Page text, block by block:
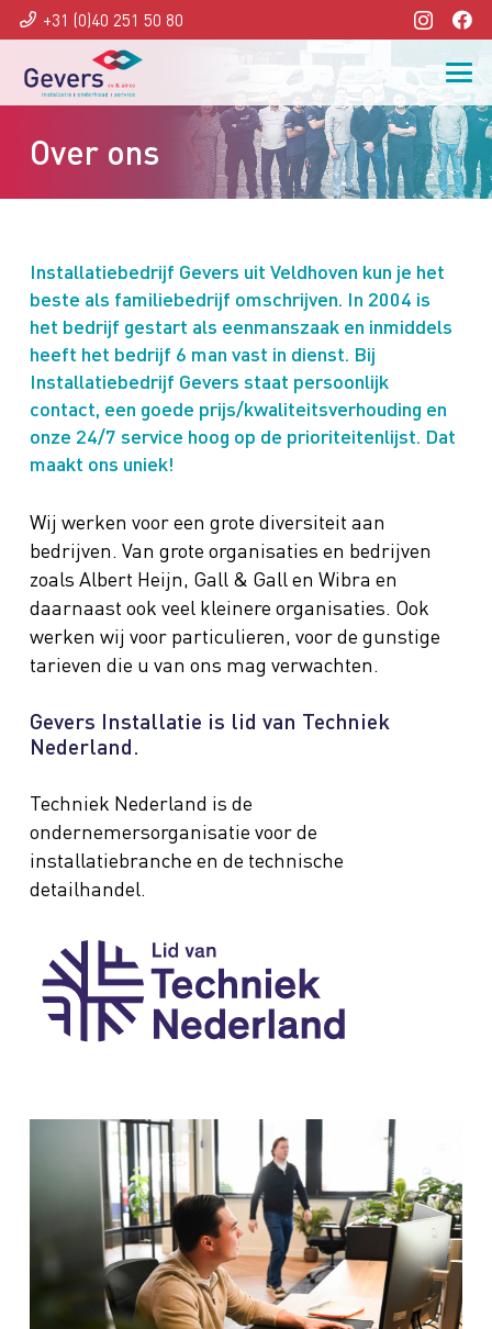
+31 (0)40 251 50 80
Over ons
Installatiebedrijf Gevers uit Veldhoven kun je het
beste als familiebedrijf omschrijven. In 2004 is
het bedrijf gestart als eenmanszaak en inmiddels
heeft het bedrijf 6 man vast in dienst. Bij
Installatiebedrijf Gevers staat persoonlijk
contact, een goede prijs/kwaliteitsverhouding en
onze 24/7 service hoog op de prioriteitenlijst. Dat
maakt ons uniek!
Wij werken voor een grote diversiteit aan
bedrijven. Van grote organisaties en bedrijven
zoals Albert Heijn, Gall & Gall en Wibra en
daarnaast ook veel kleinere organisaties. Ook
werken wij voor particulieren, voor de gunstige
tarieven die u van ons mag verwachten.
Gevers Installatie is lid van Techniek
Nederland.
Techniek Nederland is de
ondernemersorganisatie voor de
installatiebranche en de technische
detailhandel.